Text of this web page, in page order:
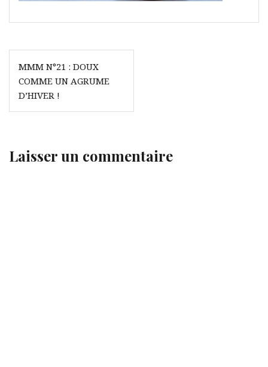
Navigation
de
l’article
MMM N°21 : DOUX
COMME UN AGRUME
D’HIVER !
Laisser un commentaire